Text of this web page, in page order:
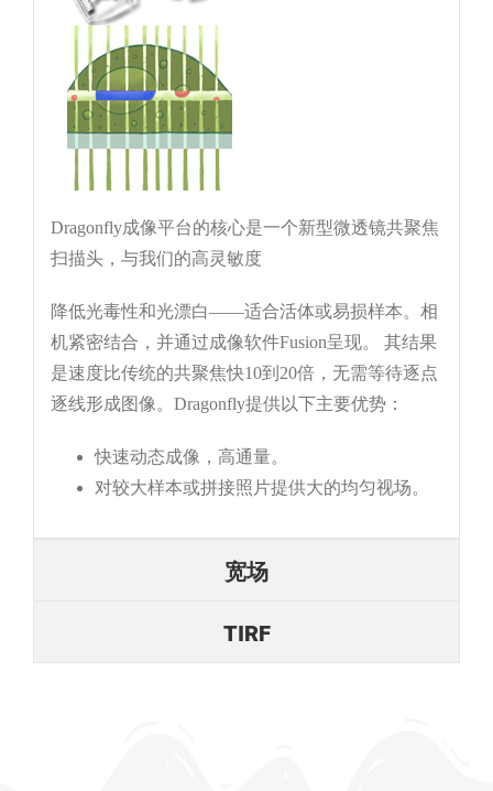
Dragonfly成像平台的核心是一个新型微透镜共聚焦
扫描头，与我们的高灵敏度
降低光毒性和光漂白——适合活体或易损样本。相
机紧密结合，并通过成像软件Fusion呈现。 其结果
是速度比传统的共聚焦快10到20倍，无需等待逐点
逐线形成图像。Dragonfly提供以下主要优势：
快速动态成像，高通量。
对较大样本或拼接照片提供大的均匀视场。
宽场
TIRF